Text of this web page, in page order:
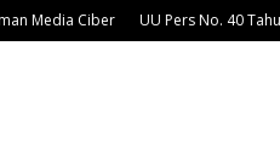
Media Ciber UU Pers No. 40